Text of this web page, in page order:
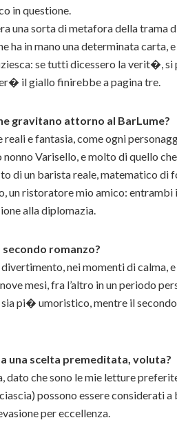
in questione.
una sorta di metafora della trama
ha in mano una determinata carta,
se tutti dicessero la verit�,
il giallo finirebbe a pagina tre.
gravitano attorno al BarLume?
e fantasia, come ogni
Varisello, e molto di quello che
di un barista reale, matematico di
un ristoratore mio amico: entrambi
alla diplomazia.
romanzo?
nei momenti di calma,
mesi, fra l’altro in un periodo
pi� umoristico, mentre il
una scelta premeditata, voluta?
che sono le mie letture
possono essere considerati
per eccellenza.